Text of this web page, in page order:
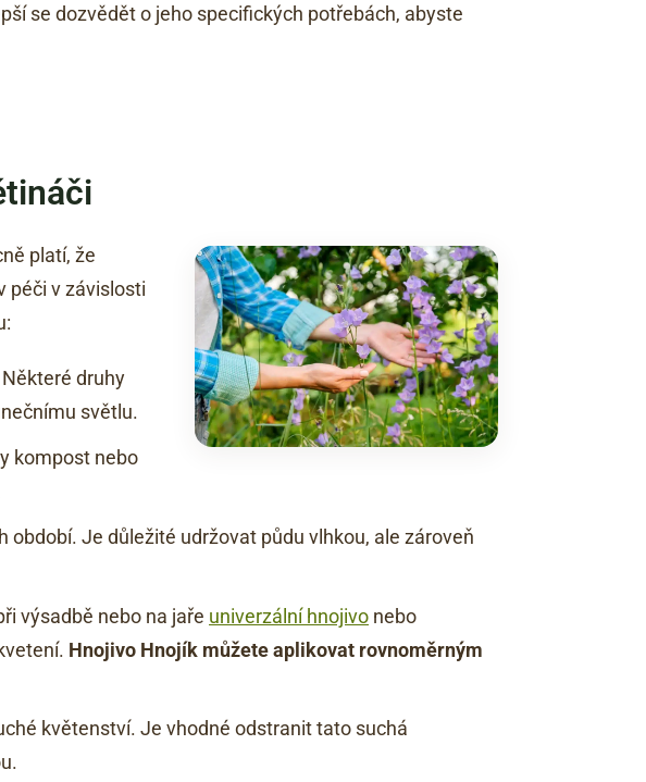
se dozvědět o jeho specifických potřebách, abyste
platí, že
péči v závislosti
druhy
světlu.
kompost nebo
Je důležité udržovat půdu vlhkou, ale zároveň
výsadbě nebo na jaře univerzální hnojivo nebo
Hnojivo Hnojík můžete aplikovat rovnoměrným
květenství. Je vhodné odstranit tato suchá